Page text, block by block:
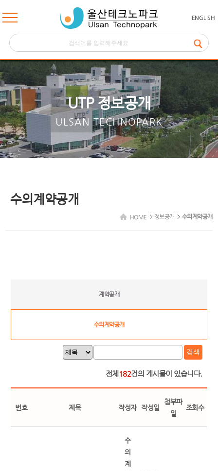
ENGLISH
UTP 정보공개
ULSAN TECHNOPARK
수의계약공개
HOME 정보공개 수의계약공개
계약공개
수의계약공개
검색
전체 182건의 게시물이 있습니다.
번호 제목 작성자 작성일
첨부파
일
조회수
수
의
계